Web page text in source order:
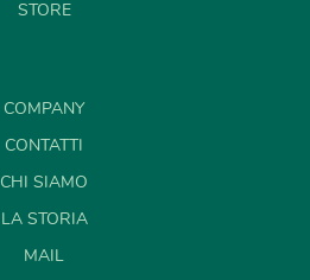
STORE
COMPANY
CONTATTI
CHI SIAMO
LA STORIA
MAIL